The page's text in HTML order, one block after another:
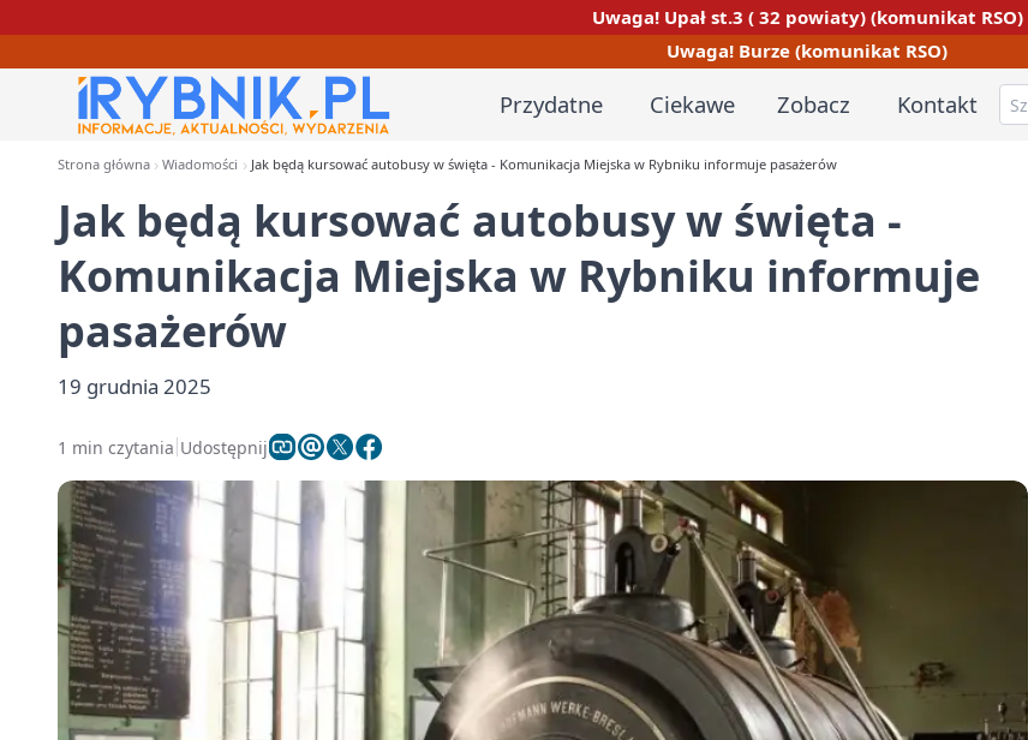
Uwaga! Upał st.3 ( 32 powiaty) (komunikat RSO)
Uwaga! Burze (komunikat RSO)
Przydatne Ciekawe Zobacz Kontakt
Strona główna Wiadomości Jak będą kursować autobusy w święta - Komunikacja Miejska w Rybniku informuje pasażerów
Jak będą kursować autobusy w święta -
Komunikacja Miejska w Rybniku informuje
pasażerów
19 grudnia 2025
1 min czytania Udostępnij